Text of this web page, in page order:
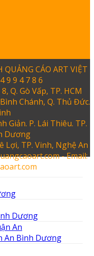
CÁO ART VIỆT
9 9 4 7 8 6
Q. Gò Vấp, TP. HCM
Chánh, Q. Thủ Đức.
Giản. P. Lái Thiêu. TP.
Dương
Lợi, TP. Vinh, Nghệ An
- Email:
Dương
An Bình Dương